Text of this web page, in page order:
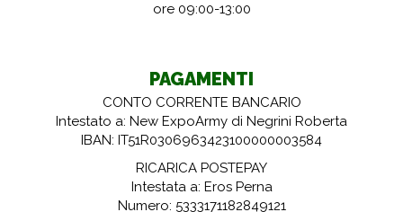
ore 09:00-13:00
PAGAMENTI
CONTO CORRENTE BANCARIO
Intestato a: New ExpoArmy di Negrini Roberta
IBAN: IT51R0306963423100000003584
RICARICA POSTEPAY
Intestata a: Eros Perna
Numero: 5333171182849121